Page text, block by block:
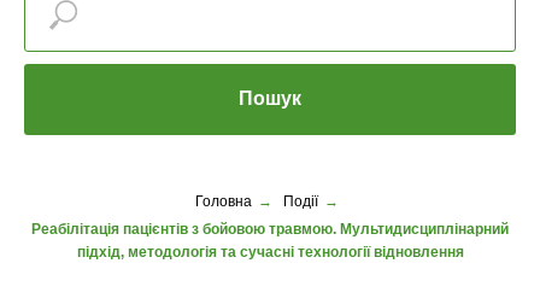
Пошук
Головна → Події →
Реабілітація пацієнтів з бойовою травмою. Мультидисциплінарний
підхід, методологія та сучасні технології відновлення